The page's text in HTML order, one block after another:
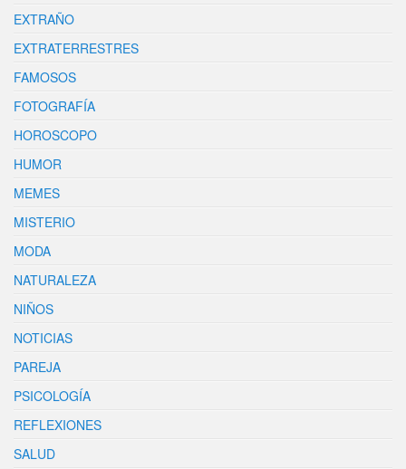
EXTRAÑO
EXTRATERRESTRES
FAMOSOS
FOTOGRAFÍA
HOROSCOPO
HUMOR
MEMES
MISTERIO
MODA
NATURALEZA
NIÑOS
NOTICIAS
PAREJA
PSICOLOGÍA
REFLEXIONES
SALUD